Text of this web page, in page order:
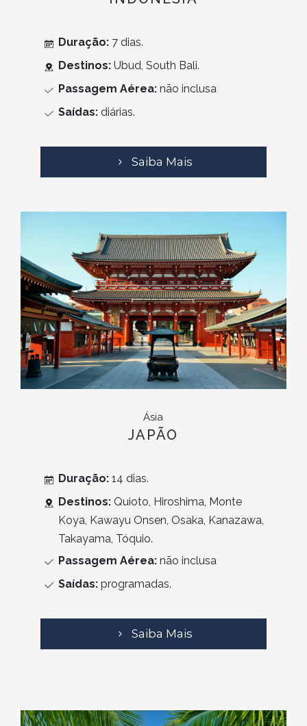
Duração:7 dias.
Destinos: Ubud, South Bali.
Passagem Aérea:não inclusa
Saídas: diárias.
Saiba Mais
Ásia
JAPÃO
Duração:14 dias.
Destinos: Quioto, Hiroshima, Monte
Koya, Kawayu Onsen, Osaka, Kanazawa,
Takayama, Tóquio.
Passagem Aérea:não inclusa
Saídas: programadas.
Saiba Mais